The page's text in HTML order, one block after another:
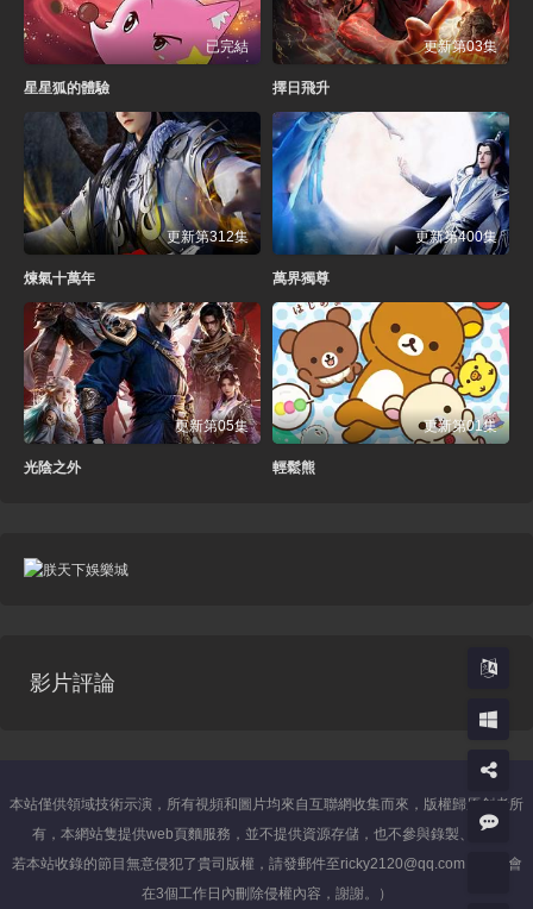
已完結
星星狐的體驗
更新第03集
擇日飛升
更新第312集
煉氣十萬年
更新第400集
萬界獨尊
更新第05集
光陰之外
更新第01集
輕鬆熊
影片評論
本站僅供領域技術示演，所有視頻和圖片均來自互聯網收集而來，版權歸原創者所
有，本網站隻提供web頁麵服務，並不提供資源存儲，也不參與錄製、上傳
若本站收錄的節目無意侵犯了貴司版權，請發郵件至ricky2120@qq.com（我們會
在3個工作日內刪除侵權內容，謝謝。）